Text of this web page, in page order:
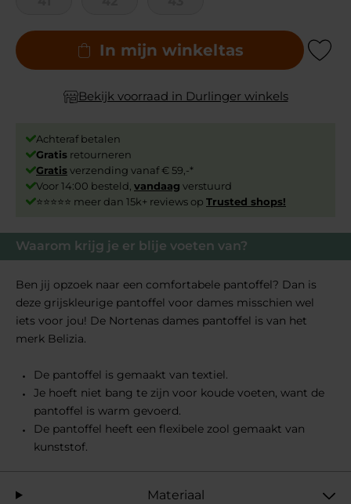
Waarom krijg je er blije voeten van?
Ben jij opzoek naar een comfortabele pantoffel? Dan is
deze grijskleurige pantoffel voor dames misschien wel
iets voor jou! De Nortenas dames pantoffel is van het
merk Belizia.
De pantoffel is gemaakt van textiel.
Je hoeft niet bang te zijn voor koude voeten, want de
pantoffel is warm gevoerd.
De pantoffel heeft een flexibele zool gemaakt van
kunststof.
Materiaal
In mijn winkeltas Add to
Bekijk voorraad in Durlinger winkels
Achteraf betalen
Gratis retourneren
Gratisverzending vanaf € 59,-*
Voor 14:00 besteld, vandaag verstuurd
⭐⭐⭐⭐⭐ meer dan 15k+ reviews op Trusted shops!